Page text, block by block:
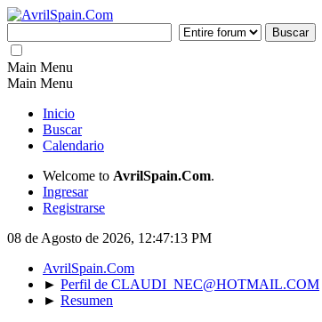
Main Menu
Main Menu
Inicio
Buscar
Calendario
Welcome to AvrilSpain.Com.
Ingresar
Registrarse
08 de Agosto de 2026, 12:47:13 PM
AvrilSpain.Com
► Perfil de CLAUDI_NEC@HOTMAIL.COM
► Resumen